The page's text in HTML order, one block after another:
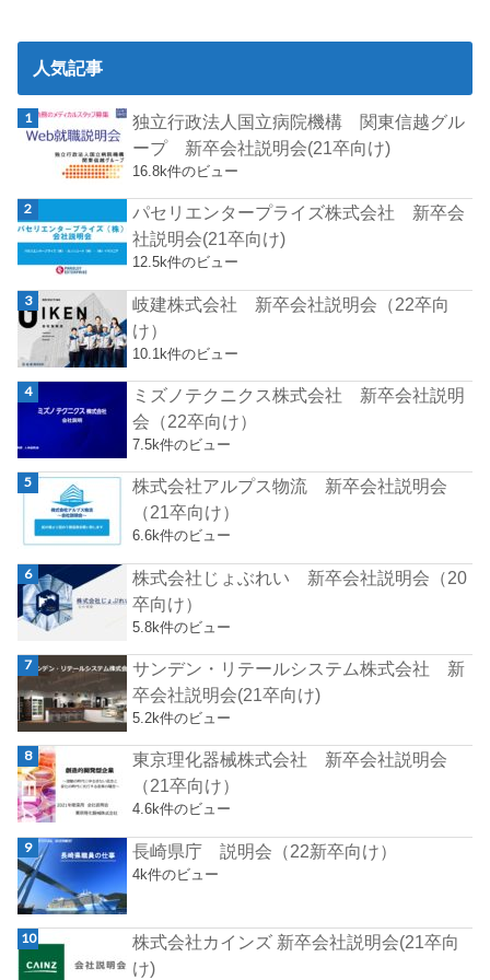
人気記事
独立行政法人国立病院機構 関東信越グル
ープ 新卒会社説明会(21卒向け)
16.8k件のビュー
パセリエンタープライズ株式会社 新卒会
社説明会(21卒向け)
12.5k件のビュー
岐建株式会社 新卒会社説明会（22卒向
け）
10.1k件のビュー
ミズノテクニクス株式会社 新卒会社説明
会（22卒向け）
7.5k件のビュー
株式会社アルプス物流 新卒会社説明会
（21卒向け）
6.6k件のビュー
株式会社じょぶれい 新卒会社説明会（20
卒向け）
5.8k件のビュー
サンデン・リテールシステム株式会社 新
卒会社説明会(21卒向け)
5.2k件のビュー
東京理化器械株式会社 新卒会社説明会
（21卒向け）
4.6k件のビュー
長崎県庁 説明会（22新卒向け）
4k件のビュー
株式会社カインズ 新卒会社説明会(21卒向
け)